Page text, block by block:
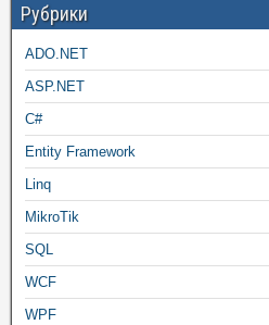
Рубрики
ADO.NET
ASP.NET
C#
Entity Framework
Linq
MikroTik
SQL
WCF
WPF